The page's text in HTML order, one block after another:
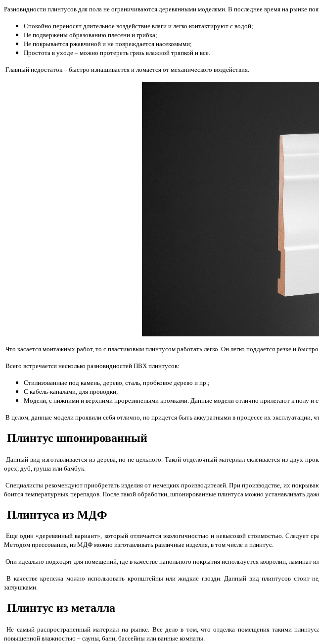
Разновидности плинтусов для пола не ограничиваются деревянными моделями. В последнее время на рынке
Спокойно переносят длительное воздействие влаги и легко контактируют с водой;
Не подвержены образованию плесени и грибка;
Не покрывается ржавчиной и не повреждается насекомыми;
Простота в уходе – можно протереть грязь влажной тряпкой и все.
Главный недостаток – быстро изнашивается и ломается от механического воздействия.
Что касается монтажных работ, то с пластиковым плинтусом работать легко. Он легко поддается резке и
Всего встречается несколько разновидностей ПВХ плинтусов:
Стилизованные под камень, дерево, сталь, пробковое дерево и пр.;
С кабель-каналами, для проводки;
Модели, с нижними и верхними прорезинеными кромками. Данные модели отлично прилегают к полу и
В целом, данные модели проявили себя отлично, но придется быть аккуратными в процессе их эксплуатации,
Плинтус шпонированный
Данный вид изготавливается из дерева, но не цельного. Такой отделочный материал склеивается из двух
орех, дуб, груша или бамбук.
Специалисты рекомендуют приобретать изделия от немецких производителей. При производстве, их
боится температурных перепадов. После такой обработки, шпонированные плинтуса можно устанавливать
Плинтуса из МДФ
Еще один «деревянный вариант», который отличается экологичностью и невысокой стоимостью. Следует
Методом прессования, из МДФ можно изготавливать различные изделия, в том числе и плинтус.
Они идеально подходят для помещений, где в качестве напольного покрытия используется ковролин,
В качестве крепежа можно использовать кронштейны или жидкие гвозди. Данный вид плинтусов стоит
заглушками.
Плинтус из металла
Не самый распространенный материал на рынке. Все дело в том, что отделка помещения такими
повышенной влажностью – сауны, бани, бассейны или ванные комнаты.